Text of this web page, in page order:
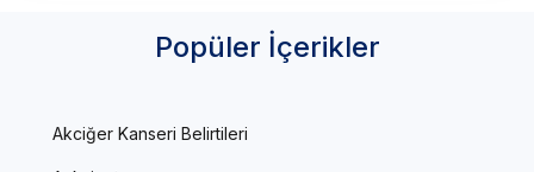
Popüler İçerikler
Akciğer Kanseri Belirtileri